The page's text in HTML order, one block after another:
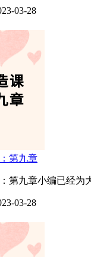
03-28
第九章
第九章小编已经为
03-28